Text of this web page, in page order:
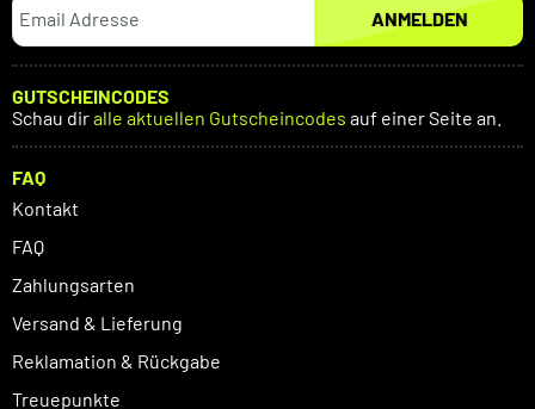
ANMELDEN
GUTSCHEINCODES
Schau diralle aktuellen Gutscheincodes auf einer Seite an.
FAQ
Kontakt
FAQ
Zahlungsarten
Versand & Lieferung
Reklamation & Rückgabe
Treuepunkte